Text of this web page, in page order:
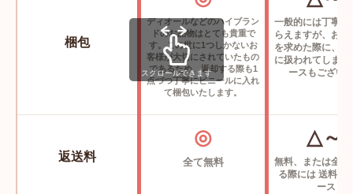
クリスチャン ディオール サドル メッセンジャーバッグ
1ADME162YKK H11G
クリスチャン ディオール サドル ウォッチケース
2ADCA462YKK H00N
梱包
ディオールなどのハイブラン
ドのお品物はとても貴重で
す。この世に1つしかないお
客様が大切にされていたもの
であるため、返却する際も1
点づつ丁寧にビニールに入れ
て梱包いたします。
一般的には丁寧に
らえますが、お客
を求めた際に、お
に扱われてしまう
ースもござい
返送料
◎
全て無料
△～
無料、または全て
る際には 送料が
ースも
スクロールできます